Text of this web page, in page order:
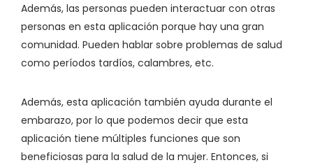
Además, las personas pueden interactuar con otras
personas en esta aplicación porque hay una gran
comunidad. Pueden hablar sobre problemas de salud
como períodos tardíos, calambres, etc.
Además, esta aplicación también ayuda durante el
embarazo, por lo que podemos decir que esta
aplicación tiene múltiples funciones que son
beneficiosas para la salud de la mujer. Entonces, si